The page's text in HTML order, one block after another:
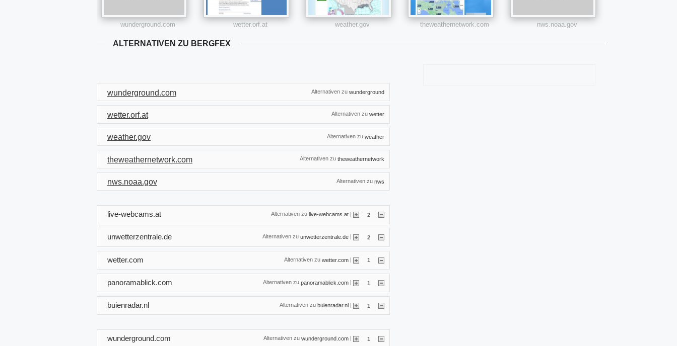
wunderground.com wetter.orf.at weather.gov theweathernetwork.com nws.noaa.gov
ALTERNATIVEN ZU BERGFEX
Alternativen zu wunderground
wunderground.com
Alternativen zu wetter
wetter.orf.at
Alternativen zu weather
weather.gov
Alternativen zu theweathernetwork
theweathernetwork.com
Alternativen zu nws
nws.noaa.gov
Alternativen zu live-webcams.at | 2
live-webcams.at
Alternativen zu unwetterzentrale.de 2
unwetterzentrale.de
Alternativen zu wetter.com | 1
wetter.com
Alternativen zu panoramablick.com | 1
panoramablick.com
Alternativen zu buienradar.nl | 1
buienradar.nl
Alternativen zu wunderground.com 1
wunderground.com